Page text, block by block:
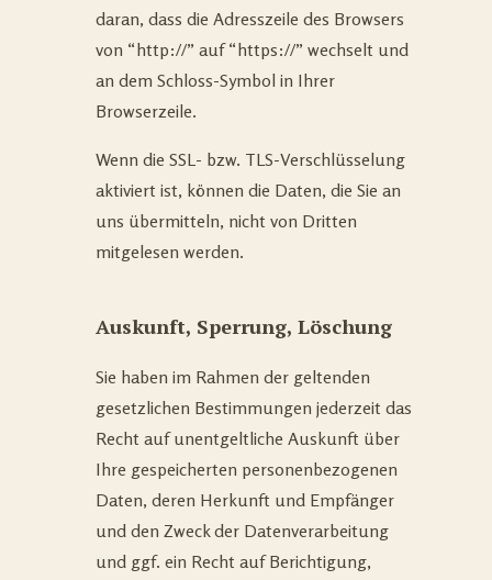
daran, dass die Adresszeile des Browsers
von “http://” auf “https://” wechselt und
an dem Schloss-Symbol in Ihrer
Browserzeile.
Wenn die SSL- bzw. TLS-Verschlüsselung
aktiviert ist, können die Daten, die Sie an
uns übermitteln, nicht von Dritten
mitgelesen werden.
Auskunft, Sperrung, Löschung
Sie haben im Rahmen der geltenden
gesetzlichen Bestimmungen jederzeit das
Recht auf unentgeltliche Auskunft über
Ihre gespeicherten personenbezogenen
Daten, deren Herkunft und Empfänger
und den Zweck der Datenverarbeitung
und ggf. ein Recht auf Berichtigung,